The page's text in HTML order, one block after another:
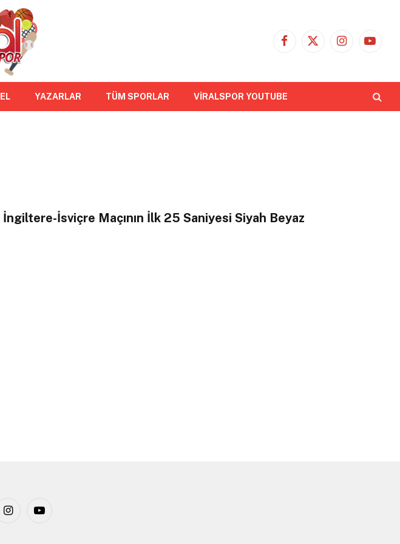
Facebook
X
Instagram
YAZARLAR TÜM SPORLAR VİRALSPOR YOUTUBE
İngiltere-İsviçre Maçının İlk 25 Saniyesi Siyah Beyaz
InstagramYouTube